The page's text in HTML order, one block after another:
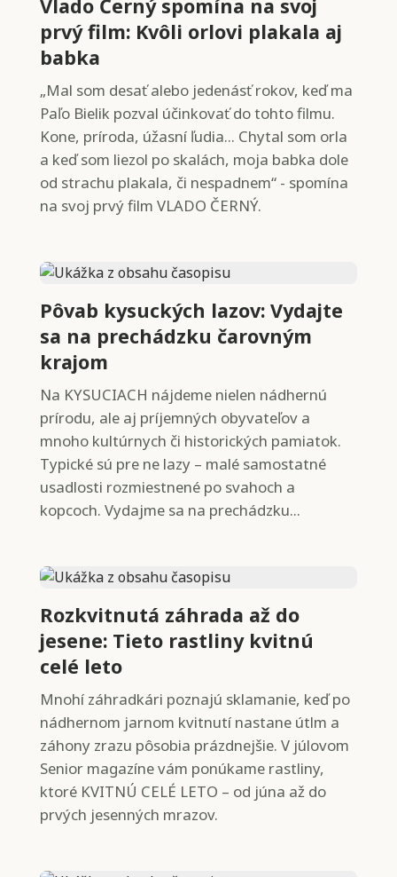
Vlado Černý spomína na svoj
prvý film: Kvôli orlovi plakala aj
babka
„Mal som desať alebo jedenásť rokov, keď ma
Paľo Bielik pozval účinkovať do tohto filmu.
Kone, príroda, úžasní ľudia... Chytal som orla
a keď som liezol po skalách, moja babka dole
od strachu plakala, či nespadnem“ - spomína
na svoj prvý film VLADO ČERNÝ.
Pôvab kysuckých lazov: Vydajte
sa na prechádzku čarovným
krajom
Na KYSUCIACH nájdeme nielen nádhernú
prírodu, ale aj príjemných obyvateľov a
mnoho kultúrnych či historických pamiatok.
Typické sú pre ne lazy – malé samostatné
usadlosti rozmiestnené po svahoch a
kopcoch. Vydajme sa na prechádzku...
Rozkvitnutá záhrada až do
jesene: Tieto rastliny kvitnú
celé leto
Mnohí záhradkári poznajú sklamanie, keď po
nádhernom jarnom kvitnutí nastane útlm a
záhony zrazu pôsobia prázdnejšie. V júlovom
Senior magazíne vám ponúkame rastliny,
ktoré KVITNÚ CELÉ LETO – od júna až do
prvých jesenných mrazov.